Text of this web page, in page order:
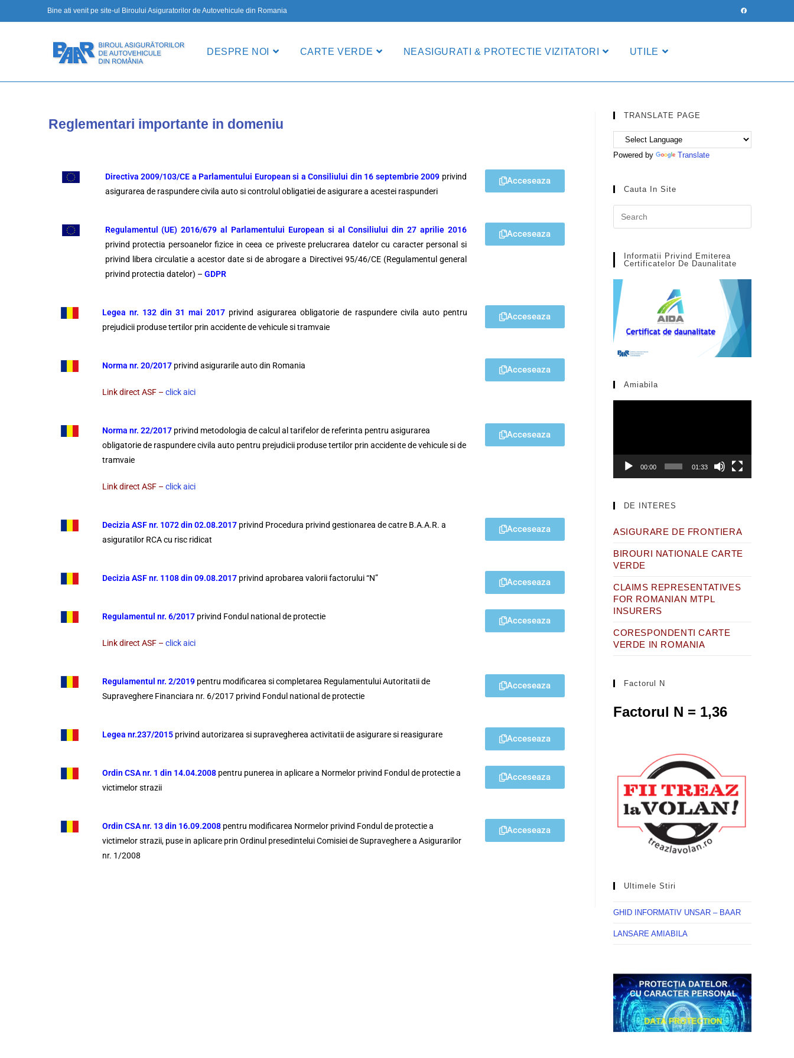
Bine ati venit pe site-ul Biroului Asiguratorilor de Autovehicule din Romania
DESPRE NOI CARTE VERDE NEASIGURATI & PROTECTIE VIZITATORI UTILE
Reglementari importante in domeniu
Directiva 2009/103/CE a Parlamentului European si a Consiliului din 16 septembrie 2009 privind
asigurarea de raspundere civila auto si controlul obligatiei de asigurare a acestei raspunderi
Acceseaza
Regulamentul (UE) 2016/679 al Parlamentului European si al Consiliului din 27 aprilie 2016
privind protectia persoanelor fizice in ceea ce priveste prelucrarea datelor cu caracter personal si
privind libera circulatie a acestor date si de abrogare a Directivei 95/46/CE (Regulamentul general
privind protectia datelor) – GDPR
Acceseaza
Legea nr. 132 din 31 mai 2017 privind asigurarea obligatorie de raspundere civila auto pentru
prejudicii produse tertilor prin accidente de vehicule si tramvaie
Acceseaza
Norma nr. 20/2017 privind asigurarile auto din Romania
Link direct ASF – click aici
Acceseaza
Norma nr. 22/2017 privind metodologia de calcul al tarifelor de referinta pentru asigurarea
obligatorie de raspundere civila auto pentru prejudicii produse tertilor prin accidente de vehicule si de
tramvaie
Link direct ASF – click aici
Acceseaza
Decizia ASF nr. 1072 din 02.08.2017 privind Procedura privind gestionarea de catre B.A.A.R. a
asiguratilor RCA cu risc ridicat
Acceseaza
Decizia ASF nr. 1108 din 09.08.2017 privind aprobarea valorii factorului “N” Acceseaza
Regulamentulnr. 6/2017 privind Fondul national de protectie
Link direct ASF – click aici
Acceseaza
Regulamentul nr. 2/2019 pentru modificarea si completarea Regulamentului Autoritatii de
Supraveghere Financiara nr. 6/2017 privind Fondul national de protectie
Acceseaza
Legea nr.237/2015 privind autorizarea si supravegherea activitatii de asigurare si reasigurare Acceseaza
Ordin CSA nr. 1 din 14.04.2008 pentru punerea in aplicare a Normelor privind Fondul de protectie a
victimelor strazii
Acceseaza
Ordin CSA nr. 13 din 16.09.2008 pentru modificarea Normelor privind Fondul de protectie a
victimelor strazii, puse in aplicare prin Ordinul presedintelui Comisiei de Supraveghere a Asigurarilor
nr. 1/2008
Acceseaza
TRANSLATE PAGE
Powered by Translate
Cauta In Site
Informatii Privind Emiterea
Certificatelor De Daunalitate
Amiabila
00:00 01:33
DE INTERES
ASIGURARE DE FRONTIERA
BIROURI NATIONALE CARTE
VERDE
CLAIMS REPRESENTATIVES
FOR ROMANIAN MTPL
INSURERS
CORESPONDENTI CARTE
VERDE IN ROMANIA
Factorul N
Factorul N = 1,36
Ultimele Stiri
GHID INFORMATIV UNSAR – BAAR
LANSARE AMIABILA